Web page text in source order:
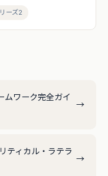
ーズ2
ムワーク完全ガイ
→
ティカル・ラテラ
→